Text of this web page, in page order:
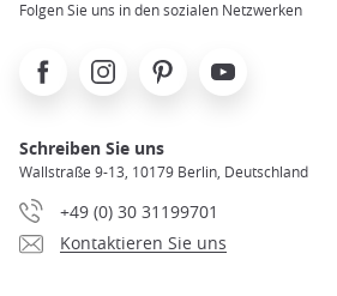
Folgen Sie uns in den sozialen Netzwerken
FacebookInstagramPinterest Youtube
Schreiben Sie uns
Wallstraße 9-13, 10179 Berlin, Deutschland
+49 (0) 30 31199701
Kontaktieren Sie uns